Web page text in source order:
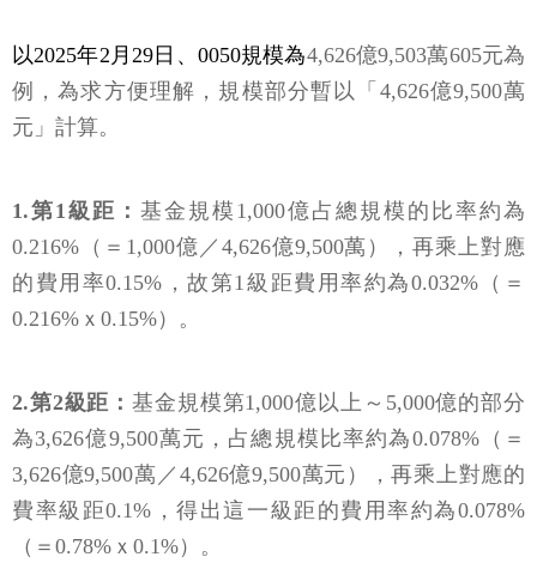
以2025年2月29日、0050規模為4,626億9,503萬605元為
例，為求方便理解，規模部分暫以「4,626億9,500萬
元」計算。
1.第1級距： 基金規模1,000億占總規模的比率約為
0.216%（＝1,000億／4,626億9,500萬），再乘上對應
的費用率0.15%，故第1級距費用率約為0.032%（＝
0.216%ｘ0.15%）。
2.第2級距：基金規模第1,000億以上～5,000億的部分
為3,626億9,500萬元，占總規模比率約為0.078%（＝
3,626億9,500萬／4,626億9,500萬元），再乘上對應的
費率級距0.1%，得出這一級距的費用率約為0.078%
（＝0.78%ｘ0.1%）。